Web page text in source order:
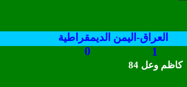
العراق-اليمن الديمقراطية
0 1
كاظم وعل 84